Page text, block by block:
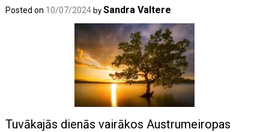
Posted on 10/07/2024 bySandra Valtere
Tuvākajās dienās vairākos Austrumeiropas